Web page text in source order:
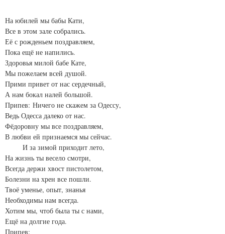
На юбилей мы бабы Кати,
Все в этом зале собрались.
Её с рожденьем поздравляем,
Пока ещё не напились.
Здоровья милой бабе Кате,
Мы пожелаем всей душой.
Прими привет от нас сердечный,
А нам бокал налей большой.
Припев: Ничего не скажем за Одессу,
Ведь Одесса далеко от нас.
Фёдоровну мы все поздравляем,
В любви ей признаемся мы сейчас.
И за зимой приходит лето,
На жизнь ты весело смотри,
Всегда держи хвост пистолетом,
Болезни на хрен все пошли.
Твоё уменье, опыт, знанья
Необходимы нам всегда.
Хотим мы, чтоб была ты с нами,
Ещё на долгие года.
Припев: